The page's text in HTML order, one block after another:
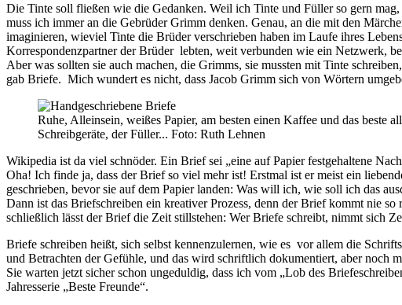
Die Tinte soll fließen wie die Gedanken. Weil ich Tinte und Füller so gern
muss ich immer an die Gebrüder Grimm denken. Genau, an die mit den
imaginieren, wieviel Tinte die Brüder verschrieben haben im Laufe ihres
Korrespondenzpartner der Brüder lebten, weit verbunden wie ein Netzwerk,
Aber was sollten sie auch machen, die Grimms, sie mussten mit Tinte
gab Briefe. Mich wundert es nicht, dass Jacob Grimm sich von Wörtern
Ruhe, Alleinsein, weißes Papier, am besten einen Kaffee und das beste
Schreibgeräte, der Füller... Foto: Ruth Lehnen
Wikipedia ist da viel schnöder. Ein Brief sei „eine auf Papier festgehaltene
Oha! Ich finde ja, dass der Brief so viel mehr ist! Erstmal ist er meist ein
geschrieben, bevor sie auf dem Papier landen: Was will ich, wie soll ich das
Dann ist das Briefschreiben ein kreativer Prozess, denn der Brief kommt nie
schließlich lässt der Brief die Zeit stillstehen: Wer Briefe schreibt, nimmt sich
Briefe schreiben heißt, sich selbst kennenzulernen, wie es vor allem die
und Betrachten der Gefühle, und das wird schriftlich dokumentiert, aber noch
Sie warten jetzt sicher schon ungeduldig, dass ich vom „Lob des
Jahresserie „Beste Freunde“.